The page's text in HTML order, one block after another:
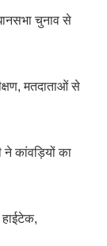
चुनाव से
मतदाताओं से
ने कांवड़ियों का
हाईटेक,